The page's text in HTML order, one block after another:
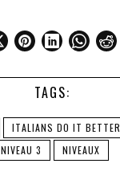
TAGS:
ITALIANS DO IT BETTER
NIVEAU 3
NIVEAUX